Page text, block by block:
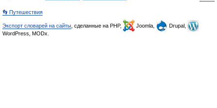
👣 Путешествия
Экспорт словарей на сайты , сделанные на PHP, Joomla,
Drupal,
WordPress, MODx.